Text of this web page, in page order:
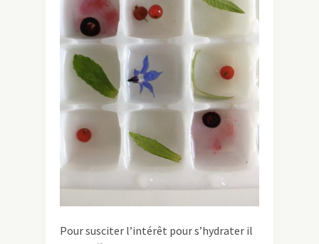
Pour susciter l’intérêt pour s’hydrater il